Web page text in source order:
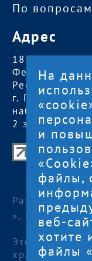
По
Адрес
185000,
Федерация,
Республика
г.
наб.
2 этаж, офис 2
Центр
Карелия
©
Разработка и
», г.
Этот сайт
хранения
На
и
файлы,
веб-
хотите
файлы